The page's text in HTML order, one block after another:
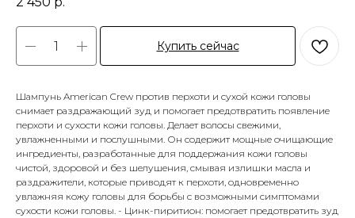
Купить сейчас
Шампунь American Crew против перхоти и сухой кожи головы
снимает раздражающий зуд и помогает предотвратить появление
перхоти и сухости кожи головы. Делает волосы свежими,
увлажненными и послушными. Он содержит мощные очищающие
ингредиенты, разработанные для поддержания кожи головы
чистой, здоровой и без шелушения, смывая излишки масла и
раздражители, которые приводят к перхоти, одновременно
увлажняя кожу головы для борьбы с возможными симптомами
сухости кожи головы. - Цинк-пиритион: помогает предотвратить зуд